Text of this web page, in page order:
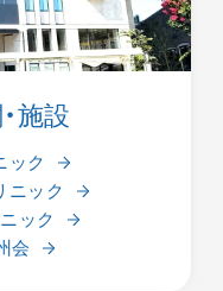
施設
ック
ニック
ック
会